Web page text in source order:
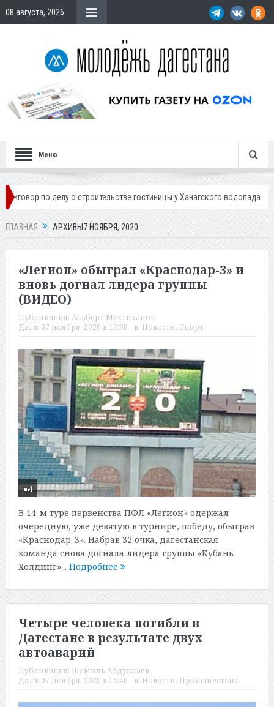
08 августа, 2026
Меню
о строительстве гостиницы у Ханагского водопада Власти
ГЛАВНАЯ АРХИВЫ7 НОЯБРЯ, 2020
«Легион» обыграл «Краснодар-3» и
вновь догнал лидера группы
(ВИДЕО)
Публикация: Альберт Мехтиханов
Дата: 07 ноября, 2020 в 17:58 в: Новости, Спорт
В 14-м туре первенства ПФЛ «Легион» одержал
очередную, уже девятую в турнире, победу, обыграв
«Краснодар-3». Набрав 32 очка, дагестанская
команда снова догнала лидера группы «Кубань
Холдинг»... Подробнее
Четыре человека погибли в
Дагестане в результате двух
автоаварий
Публикация: Шамиль Абдуллаев
Дата: 07 ноября, 2020 в 15:40 в: Новости, Происшествия